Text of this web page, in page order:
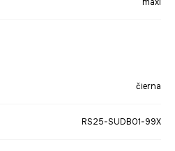
čierna
RS25-SUDB01-99X